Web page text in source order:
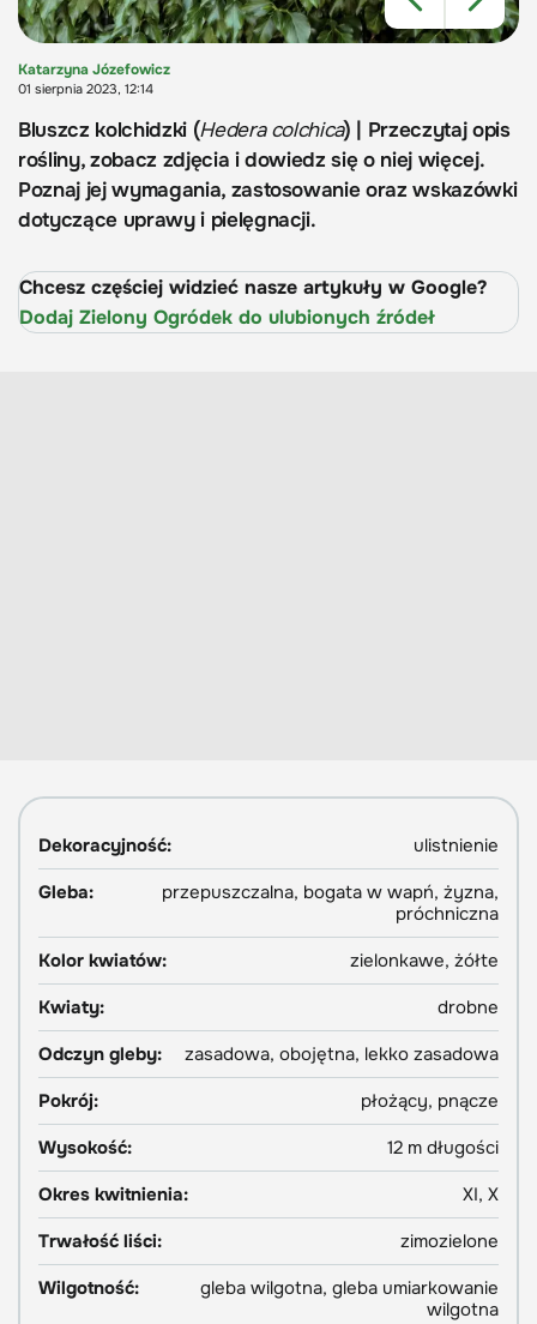
Katarzyna Józefowicz
01 sierpnia 2023, 12:14
Bluszcz kolchidzki (Hedera colchica) | Przeczytaj opis
rośliny, zobacz zdjęcia i dowiedz się o niej więcej.
Poznaj jej wymagania, zastosowanie oraz wskazówki
dotyczące uprawy i pielęgnacji.
Chcesz częściej widzieć nasze artykuły w Google?
Dodaj Zielony Ogródek do ulubionych źródeł
Dekoracyjność:
ulistnienie
Gleba:
przepuszczalna, bogata w wapń, żyzna,
próchniczna
Kolor kwiatów:
zielonkawe, żółte
Kwiaty:
drobne
Odczyn gleby:
zasadowa, obojętna, lekko zasadowa
Pokrój:
płożący, pnącze
Wysokość:
12 m długości
Okres kwitnienia:
XI, X
Trwałość liści:
zimozielone
Wilgotność:
gleba wilgotna, gleba umiarkowanie
wilgotna